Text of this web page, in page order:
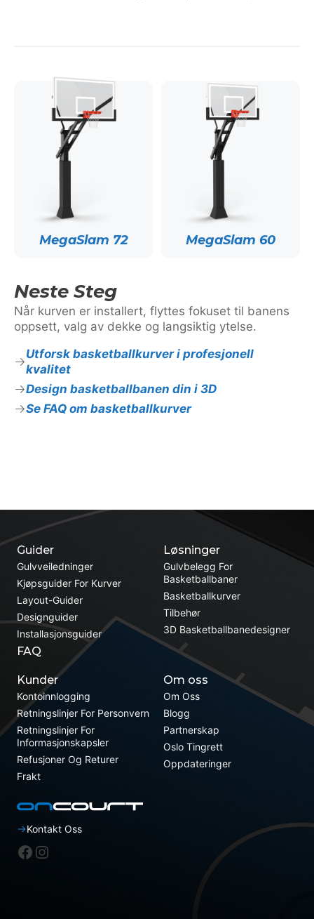
MegaSlam 72 MegaSlam 60
Neste Steg
Når kurven er installert, flyttes fokuset til banens
oppsett, valg av dekke og langsiktig ytelse.
Utforsk basketballkurver i profesjonell
kvalitet
Design basketballbanen din i 3D
Se FAQ om basketballkurver
Løsninger
Gulvbelegg For
Basketballbaner
Basketballkurver
Tilbehør
3D Basketballbanedesigner
Guider
Gulvveiledninger
Kjøpsguider For Kurver
Layout-Guider
Designguider
Installasjonsguider
FAQ
Kunder
Kontoinnlogging
Retningslinjer For Personvern
Retningslinjer For
Informasjonskapsler
Refusjoner Og Returer
Frakt
Om oss
Om Oss
Blogg
Partnerskap
Oslo Tingrett
Oppdateringer
Kontakt Oss
Facebook
Instagram